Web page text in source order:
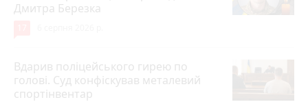
Дмитра Березка
Вдарив поліцейського гирею по
голові. Суд конфіскував металевий
спортінвентар